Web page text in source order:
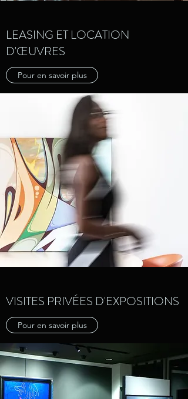
LEASING ET LOCATION
D'ŒUVRES
Pour en savoir plus
VISITES PRIVÉES D'EXPOSITIONS
Pour en savoir plus